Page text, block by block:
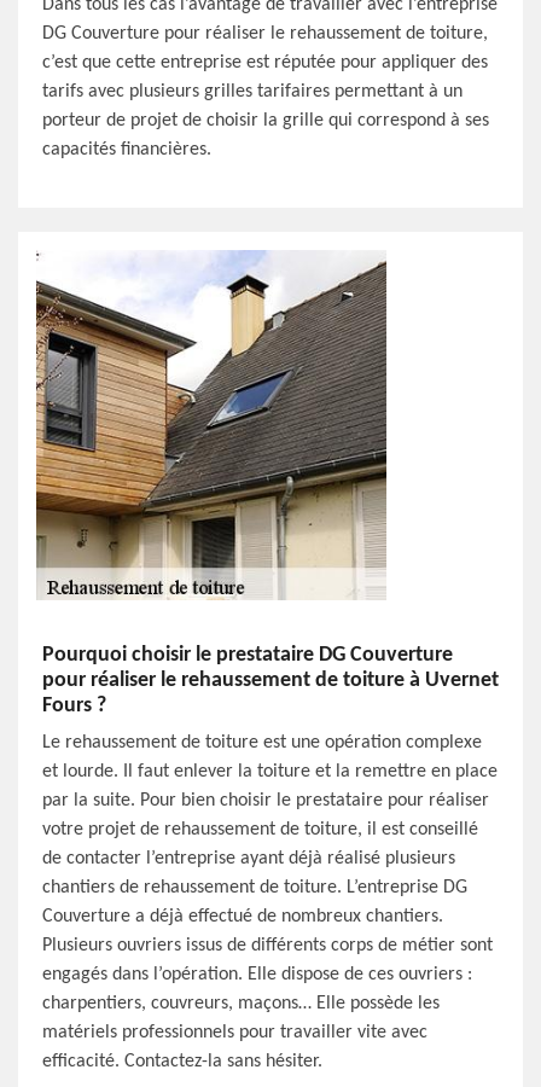
Dans tous les cas l’avantage de travailler avec l’entreprise
DG Couverture pour réaliser le rehaussement de toiture,
c’est que cette entreprise est réputée pour appliquer des
tarifs avec plusieurs grilles tarifaires permettant à un
porteur de projet de choisir la grille qui correspond à ses
capacités financières.
Pourquoi choisir le prestataire DG Couverture
pour réaliser le rehaussement de toiture à Uvernet
Fours ?
Le rehaussement de toiture est une opération complexe
et lourde. Il faut enlever la toiture et la remettre en place
par la suite. Pour bien choisir le prestataire pour réaliser
votre projet de rehaussement de toiture, il est conseillé
de contacter l’entreprise ayant déjà réalisé plusieurs
chantiers de rehaussement de toiture. L’entreprise DG
Couverture a déjà effectué de nombreux chantiers.
Plusieurs ouvriers issus de différents corps de métier sont
engagés dans l’opération. Elle dispose de ces ouvriers :
charpentiers, couvreurs, maçons… Elle possède les
matériels professionnels pour travailler vite avec
efficacité. Contactez-la sans hésiter.